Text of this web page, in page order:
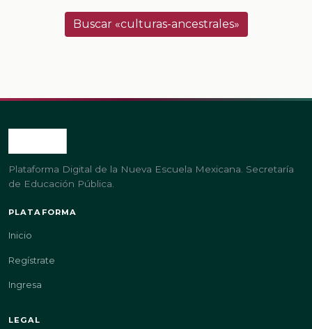
Buscar «culturas-ancestrales»
Plataforma Digital de la Nueva Escuela Mexicana. Secretaría
de Educación Pública.
PLATAFORMA
Inicio
Regístrate
Ingresa
LEGAL